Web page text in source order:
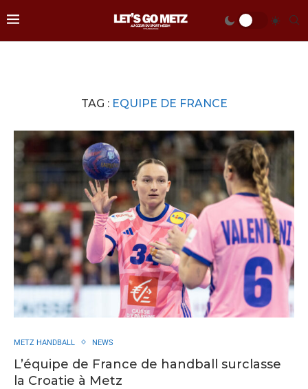
TAG : EQUIPE DE FRANCE
METZ HANDBALL NEWS
L’équipe de France de handball surclasse
la Croatie à Metz